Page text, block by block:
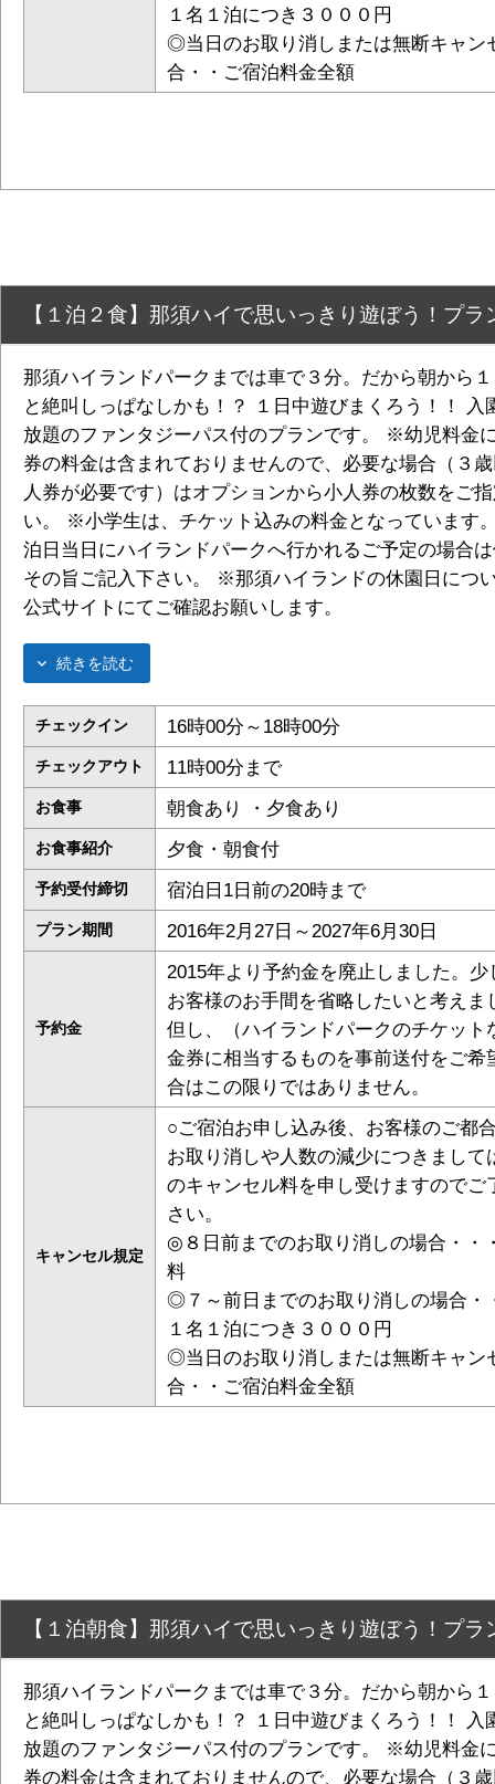
１名１泊につき３０００円
◎当日のお取り消しまたは無断キャン
合・・ご宿泊料金全額
【１泊２食】那須ハイで思いっきり遊ぼう！プ
那須ハイランドパークまでは車で３分。だから朝から
と絶叫しっぱなしかも！？ １日中遊びまくろう！！ 入
放題のファンタジーパス付のプランです。 ※幼児料金
券の料金は含まれておりませんので、必要な場合（３
人券が必要です）はオプションから小人券の枚数をご
い。 ※小学生は、チケット込みの料金となっています
泊日当日にハイランドパークへ行かれるご予定の場合
その旨ご記入下さい。 ※那須ハイランドの休園日につ
公式サイトにてご確認お願いします。
続きを読む
チェックイン 16時00分～18時00分
チェックアウト 11時00分まで
お食事 朝食あり ・夕食あり
お食事紹介 夕食・朝食付
予約受付締切 宿泊日1日前の20時まで
プラン期間 2016年2月27日～2027年6月30日
予約金
2015年より予約金を廃止しました。少
お客様のお手間を省略したいと考えま
但し、（ハイランドパークのチケット
金券に相当するものを事前送付をご希
合はこの限りではありません。
キャンセル規定
○ご宿泊お申し込み後、お客様のご都
お取り消しや人数の減少につきまして
のキャンセル料を申し受けますのでご
さい。
◎８日前までのお取り消しの場合・・
料
◎７～前日までのお取り消しの場合・
１名１泊につき３０００円
◎当日のお取り消しまたは無断キャン
合・・ご宿泊料金全額
【１泊朝食】那須ハイで思いっきり遊ぼう！プラ
那須ハイランドパークまでは車で３分。だから朝から
と絶叫しっぱなしかも！？ １日中遊びまくろう！！ 入
放題のファンタジーパス付のプランです。 ※幼児料金
券の料金は含まれておりませんので、必要な場合（３